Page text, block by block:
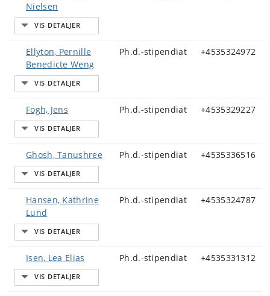
Nielsen
Ellyton, Pernille
Benedicte Weng
Ph.d.-stipendiat +4535324972
Fogh, Jens Ph.d.-stipendiat +4535329227
Ghosh, Tanushree Ph.d.-stipendiat +4535336516
Hansen, Kathrine
Lund
Ph.d.-stipendiat +4535324787
Isen, Lea Elias Ph.d.-stipendiat +4535331312